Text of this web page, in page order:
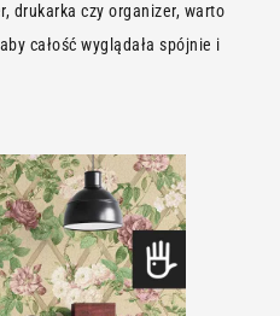
drukarka czy organizer, warto
całość wyglądała spójnie i